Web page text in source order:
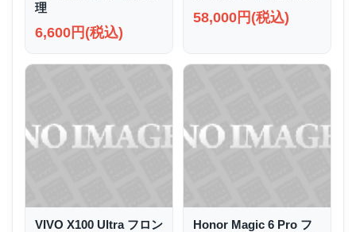
理
6,600円(税込)
58,000円(税込)
VIVO X100 Ultra フロン
Honor Magic 6 Pro フ